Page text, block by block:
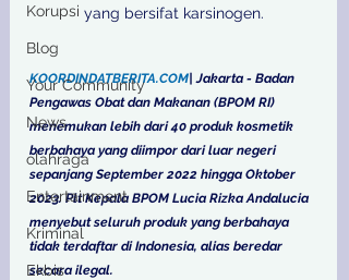
Korupsi
Blog
Your Community
News
olahraga
Entertainment
Kriminal
Ekbis
yang bersifat karsinogen.
KOORDINDATBERITA.COM | Jakarta - Badan
Pengawas Obat dan Makanan (BPOM RI)
menemukan lebih dari 40 produk kosmetik
berbahaya yang diimpor dari luar negeri
sepanjang September 2022 hingga Oktober
2023. Plt Kepala BPOM Lucia Rizka Andalucia
menyebut seluruh produk yang berbahaya
tidak terdaftar di Indonesia, alias beredar
secara ilegal.